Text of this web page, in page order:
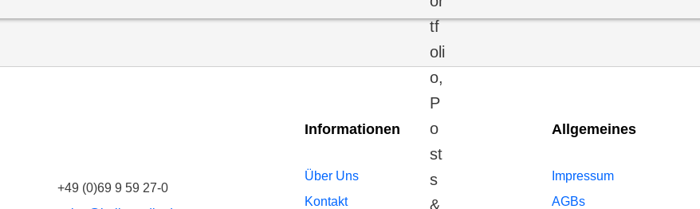
+49 (0)69 9 59 27-0
Informationen
Über Uns
Kontakt
Allgemeines
Impressum
AGBs